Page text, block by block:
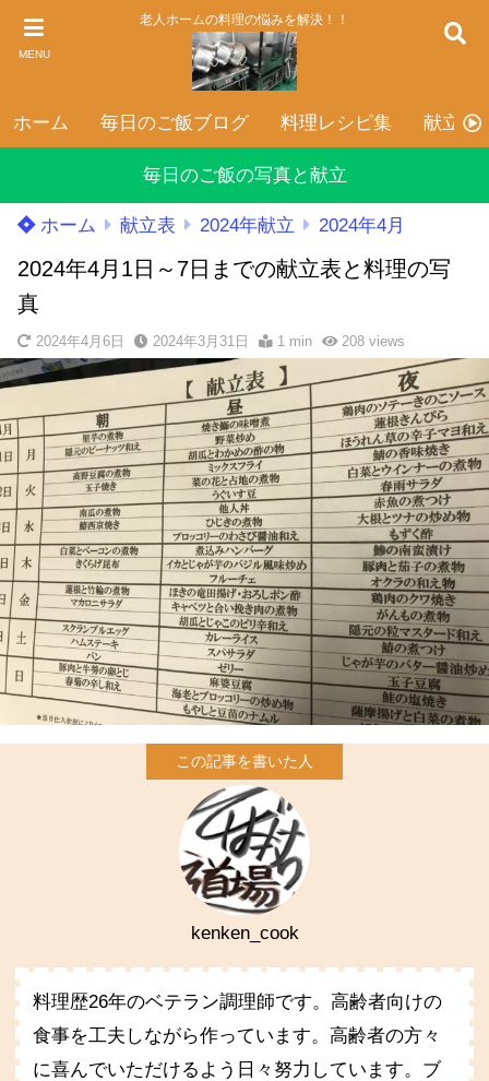
MENU
老人ホームの料理の悩みを解決！！
ホーム 毎日のご飯ブログ 料理レシピ集 献立表
毎日のご飯の写真と献立
ホーム 献立表 2024年献立 2024年4月
2024年4月1日～7日までの献立表と料理の写
真
2024年4月6日 2024年3月31日 1 min 208views
kenken_cook
料理歴26年のベテラン調理師です。高齢者向けの
食事を工夫しながら作っています。高齢者の方々
に喜んでいただけるよう日々努力しています。ブ